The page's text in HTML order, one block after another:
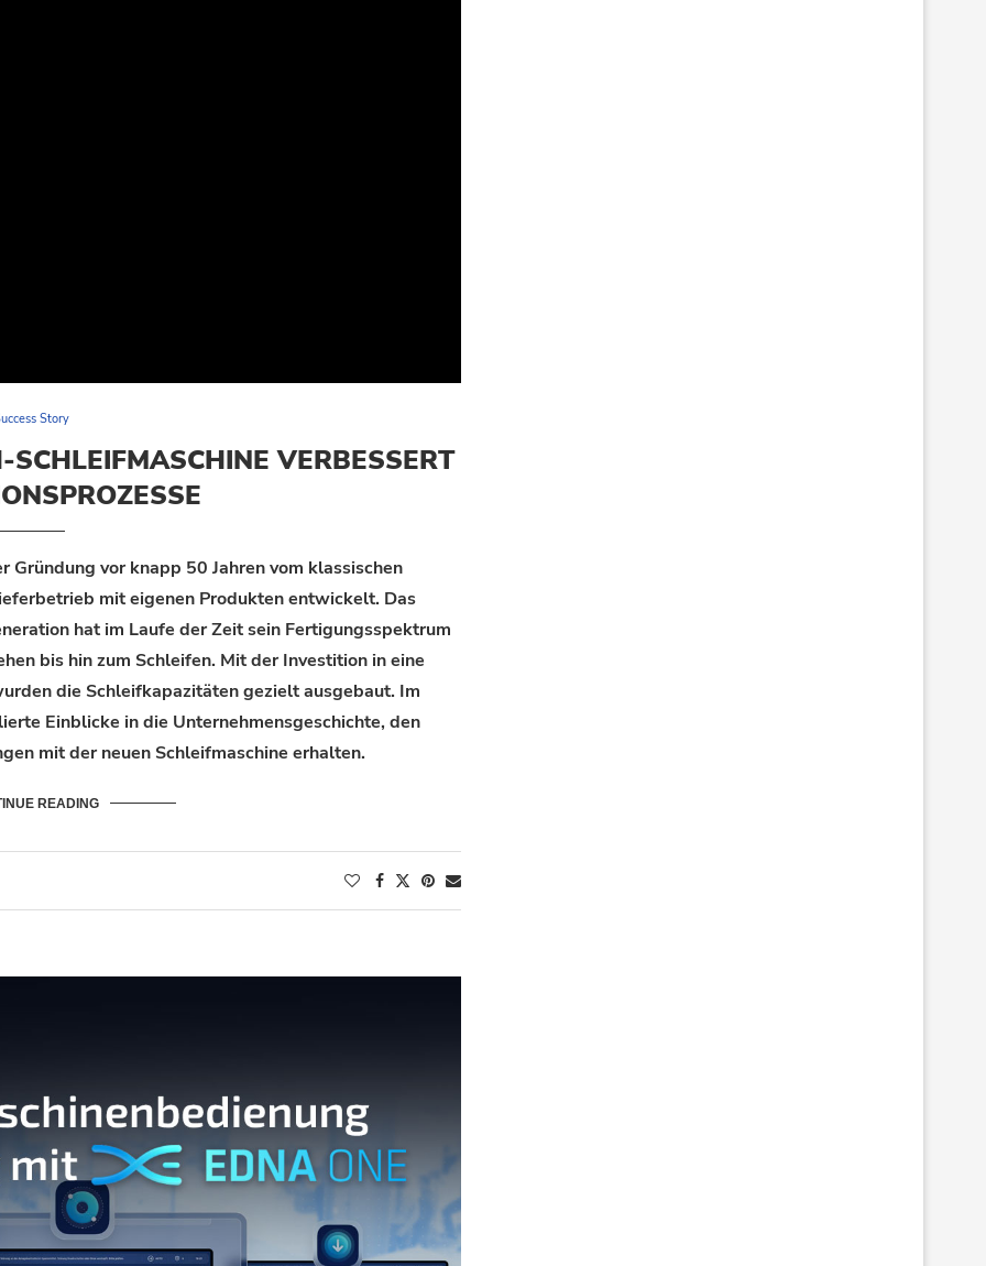
Story
VERBESSERT
Gründung vor knapp 50 Jahren vom klassischen
mit eigenen Produkten entwickelt. Das
hat im Laufe der Zeit sein Fertigungsspektrum
bis hin zum Schleifen. Mit der Investition in eine
die Schleifkapazitäten gezielt ausgebaut. Im
Einblicke in die Unternehmensgeschichte, den
mit der neuen Schleifmaschine erhalten.
READING